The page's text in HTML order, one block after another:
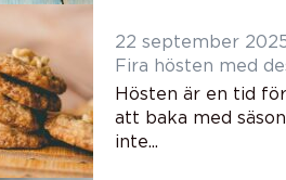
22 september
Fira hösten med
Hösten är en tid
att baka med
inte...